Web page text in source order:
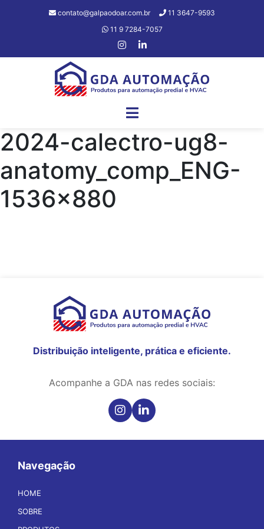
contato@galpaodoar.com.br
11 3647-9593
11 9 7284-7057
2024-calectro-ug8-
anatomy_comp_ENG-
1536×880
Distribuição inteligente, prática e eficiente.
Acompanhe a GDA nas redes sociais:
Navegação
HOME
SOBRE